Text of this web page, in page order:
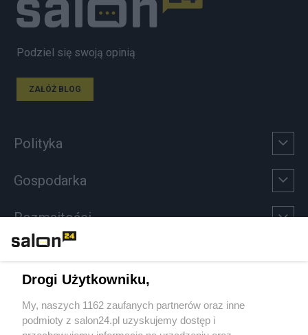
Podziel się swoją opinią
ZAŁÓŻ BLOG
Polityka
Gospodarka
Rozmaitości
Sport
Społeczeństwo
Drogi Użytkowniku,
My, naszych 1162 zaufanych partnerów oraz inne
podmioty z salon24.pl uzyskujemy dostęp i